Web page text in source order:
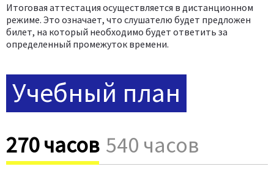
Итоговая аттестация осуществляется в дистанционном
режиме. Это означает, что слушателю будет предложен
билет, на который необходимо будет ответить за
определенный промежуток времени.
Учебный план
270 часов 540 часов